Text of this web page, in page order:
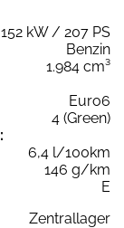
152 kW / 207 PS
Benzin
1.984 cm³
Euro6
4 (Green)
6,4 l/100km
146 g/km
E
Zentrallager